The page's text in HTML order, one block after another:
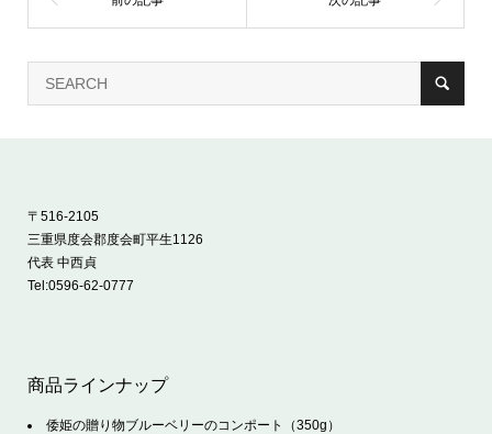
〒516-2105
三重県度会郡度会町平生1126
代表 中西貞
Tel:0596-62-0777
商品ラインナップ
倭姫の贈り物ブルーベリーのコンポート（350g）